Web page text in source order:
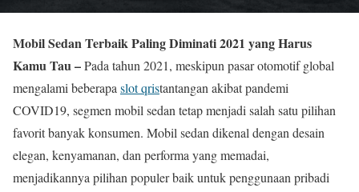
Mobil Sedan Terbaik Paling Diminati 2021 yang Harus
Kamu Tau –Pada tahun 2021, meskipun pasar otomotif global
mengalami beberapa slot qristantangan akibat pandemi
COVID19, segmen mobil sedan tetap menjadi salah satu pilihan
favorit banyak konsumen. Mobil sedan dikenal dengan desain
elegan, kenyamanan, dan performa yang memadai,
menjadikannya pilihan populer baik untuk penggunaan pribadi